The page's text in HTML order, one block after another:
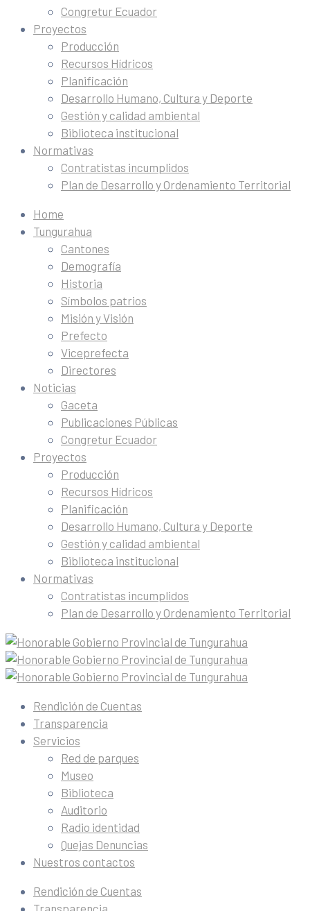
Congretur Ecuador
Proyectos
Producción
Recursos Hídricos
Planificación
Desarrollo Humano, Cultura y Deporte
Gestión y calidad ambiental
Biblioteca institucional
Normativas
Contratistas incumplidos
Plan de Desarrollo y Ordenamiento Territorial
Home
Tungurahua
Cantones
Demografía
Historia
Símbolos patrios
Misión y Visión
Prefecto
Viceprefecta
Directores
Noticias
Gaceta
Publicaciones Públicas
Congretur Ecuador
Proyectos
Producción
Recursos Hídricos
Planificación
Desarrollo Humano, Cultura y Deporte
Gestión y calidad ambiental
Biblioteca institucional
Normativas
Contratistas incumplidos
Plan de Desarrollo y Ordenamiento Territorial
Rendición de Cuentas
Transparencia
Servicios
Red de parques
Museo
Biblioteca
Auditorio
Radio identidad
Quejas Denuncias
Nuestros contactos
Rendición de Cuentas
Transparencia